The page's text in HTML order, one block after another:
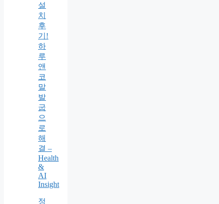
설
치
후
기!
하
루
앤
코
말
발
굽
으
로
해
결 –
Health
&
AI
Insight
정